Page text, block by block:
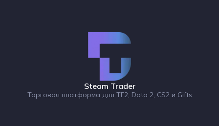
Steam Trader
Торговая платформа для TF2, Dota 2, CS2 и Gifts